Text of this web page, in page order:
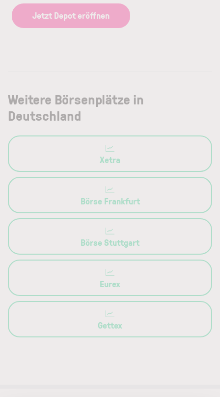
Jetzt Depot eröffnen
Weitere Börsenplätze in
Deutschland
Xetra
Börse Frankfurt
Börse Stuttgart
Eurex
Gettex